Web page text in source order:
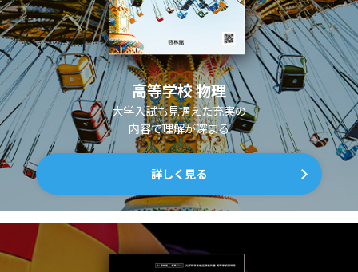
高等学校 物理
大学入試も見据えた充実の
内容で理解が深まる
詳しく見る